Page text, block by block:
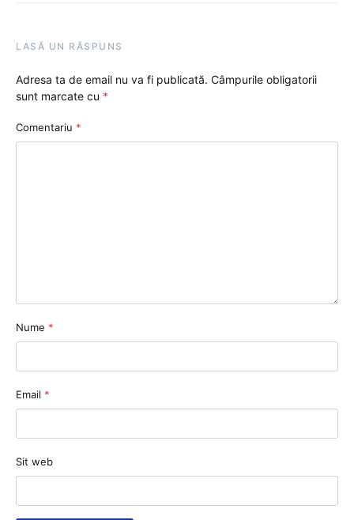
LASĂ UN RĂSPUNS
Adresa ta de email nu va fi publicată. Câmpurile obligatorii
sunt marcate cu *
Comentariu *
Nume *
Email *
Sit web